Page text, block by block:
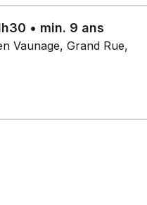
• min. 9 ans
Vaunage, Grand Rue,